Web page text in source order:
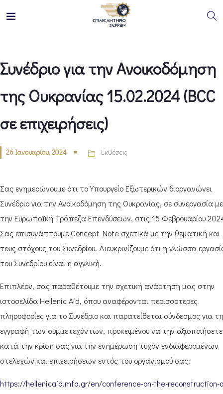
Συνέδριο για την Ανοικοδόμηση
της Ουκρανίας 15.02.2024 (BCC
σε επιχειρήσεις)
26 Ιανουαρίου, 2024 Εκθέσεις
Σας ενημερώνουμε ότι το Υπουργείο Εξωτερικών διοργανώνει
Συνέδριο για την Ανοικοδόμηση της Ουκρανίας, σε συνεργασία με
την Ευρωπαϊκή Τράπεζα Επενδύσεων, στις 15 Φεβρουαρίου
Σας επισυνάπτουμε Concept Note σχετικά με την θεματική και
τους στόχους του Συνεδρίου. Διευκρινίζουμε ότι η γλώσσα
του Συνεδρίου είναι η αγγλική.
Επιπλέον, σας παραθέτουμε την σχετική ανάρτηση μας στην
ιστοσελίδα Hellenic Aid, όπου αναφέρονται περισσοτερες
πληροφορίες για το Συνέδριο και παρατείθεται σύνδεσμος για
εγγραφή των συμμετεχόντων, προκειμένου να την αξιοποιήσετε
κατά την κρίση σας για την ενημέρωση τυχόν ενδιαφερομένων
στελεχών και επιχειρήσεων εντός του οργανισμού σας:
https://hellenicaid.mfa.gr/en/conference-on-the-reconstruction-